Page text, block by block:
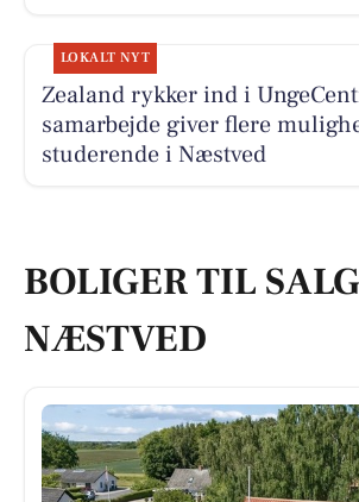
LOKALT NYT
Zealand rykker ind i
samarbejde giver flere
studerende i Næstved
BOLIGER TIL
NÆSTVED